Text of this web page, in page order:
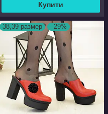
Купити
38,39 размер –29%